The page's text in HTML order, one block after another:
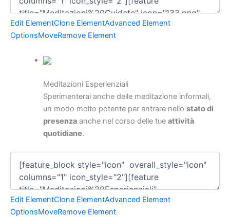
Edit ElementClone ElementAdvanced Element
OptionsMoveRemove Element
Meditazioni Esperienziali
Sperimenterai anche delle meditazione informali,
un modo molto potente per entrare nello stato di
presenzaanche nel corso delle tue attività
quotidiane.
Edit ElementClone ElementAdvanced Element
OptionsMoveRemove Element